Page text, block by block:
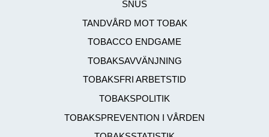
SNUS
TANDVÅRD MOT TOBAK
TOBACCO ENDGAME
TOBAKSAVVÄNJNING
TOBAKSFRI ARBETSTID
TOBAKSPOLITIK
TOBAKSPREVENTION I VÅRDEN